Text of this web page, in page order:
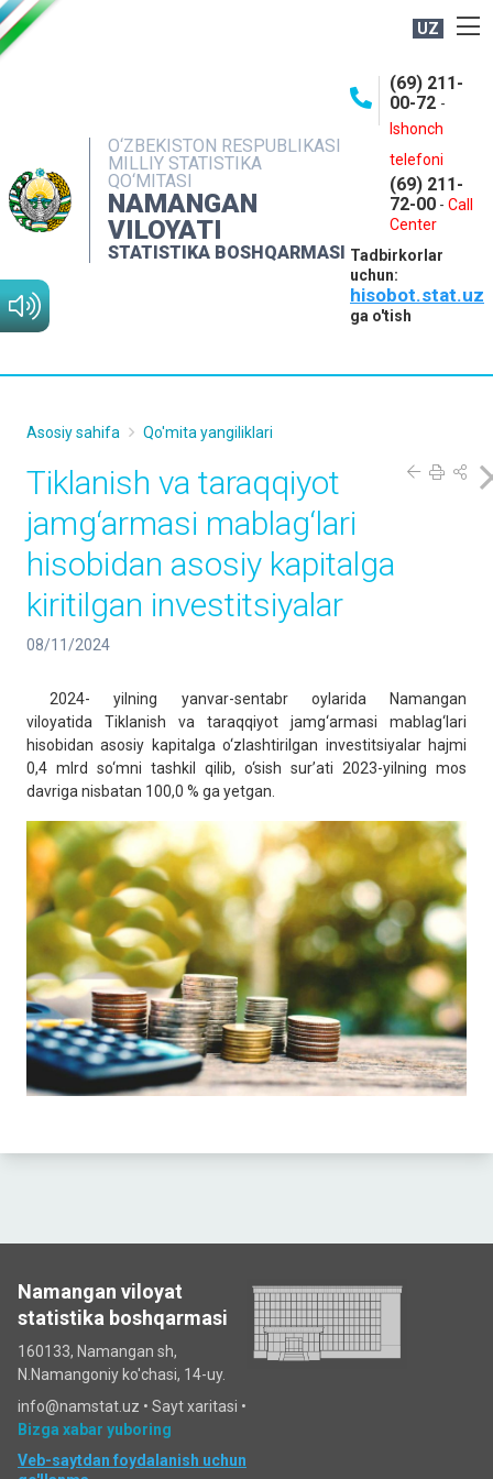
UZ
O‘ZBEKISTON RESPUBLIKASI
MILLIY STATISTIKA
QO‘MITASI
NAMANGAN
VILOYATI
STATISTIKA BOSHQARMASI
(69) 211-
00-72 -
Ishonch
telefoni
(69) 211-
72-00 - Call
Center
Tadbirkorlar
uchun:
hisobot.stat.uz
ga o'tish
NASHRLAR
INTERAKTIV XIZMATLAR
MATBUOT XIZMATI
MUROJAATLAR
Asosiy sahifa Qo'mita yangiliklari
Tiklanish va taraqqiyot
jamg‘armasi mablag‘lari
hisobidan asosiy kapitalga
kiritilgan investitsiyalar
08/11/2024
2024- yilning yanvar-sentabr oylarida Namangan
viloyatida Tiklanish va taraqqiyot jamg‘armasi mablag‘lari
hisobidan asosiy kapitalga o‘zlashtirilgan investitsiyalar hajmi
0,4 mlrd so‘mni tashkil qilib, o‘sish sur’ati 2023-yilning mos
davriga nisbatan 100,0 % ga yetgan.
Namangan viloyat
statistika boshqarmasi
160133, Namangan sh,
N.Namangoniy ko'chasi, 14-uy.
info@namstat.uz • Sayt xaritasi •
Bizga xabar yuboring
Veb-saytdan foydalanish uchun